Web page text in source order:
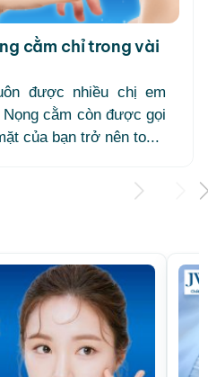
cằm chỉ trong vài
được nhiều chị em
cằm còn được gọi
của bạn trở nên to...